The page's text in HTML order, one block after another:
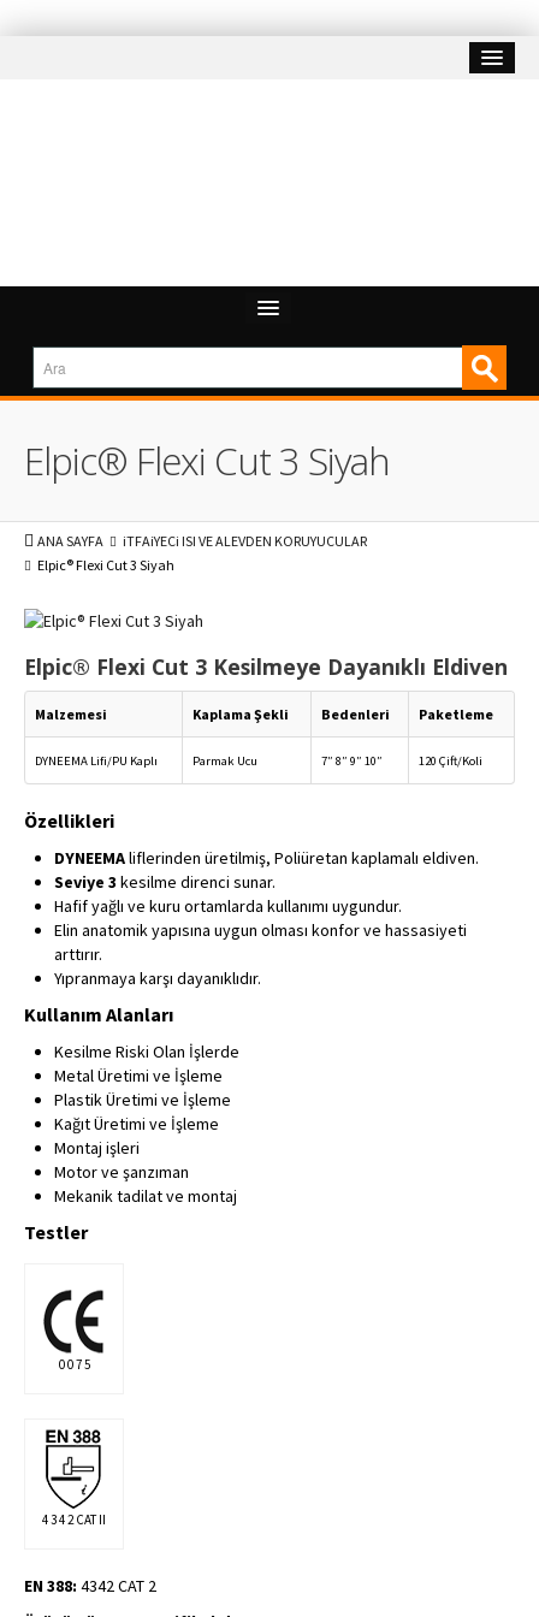
Elpic® Flexi Cut 3 Siyah
ANA SAYFA
iTFAiYECi ISI VE ALEVDEN KORUYUCULAR
Elpic® Flexi Cut 3 Siyah
Elpic® Flexi Cut 3 Kesilmeye Dayanıklı Eldiven
Malzemesi Kaplama Şekli Bedenleri Paketleme
DYNEEMA Lifi/PU Kaplı Parmak Ucu 7″ 8″ 9″ 10″ 120 Çift/Koli
Özellikleri
DYNEEMAliflerinden üretilmiş, Poliüretan kaplamalı eldiven.
Seviye 3 kesilme direnci sunar.
Hafif yağlı ve kuru ortamlarda kullanımı uygundur.
Elin anatomik yapısına uygun olması konfor ve hassasiyeti
arttırır.
Yıpranmaya karşı dayanıklıdır.
Kullanım Alanları
Kesilme Riski Olan İşlerde
Metal Üretimi ve İşleme
Plastik Üretimi ve İşleme
Kağıt Üretimi ve İşleme
Montaj işleri
Motor ve şanzıman
Mekanik tadilat ve montaj
Testler
0 0 7 5
4 3 4 2 CAT II
EN 388: 4342 CAT 2